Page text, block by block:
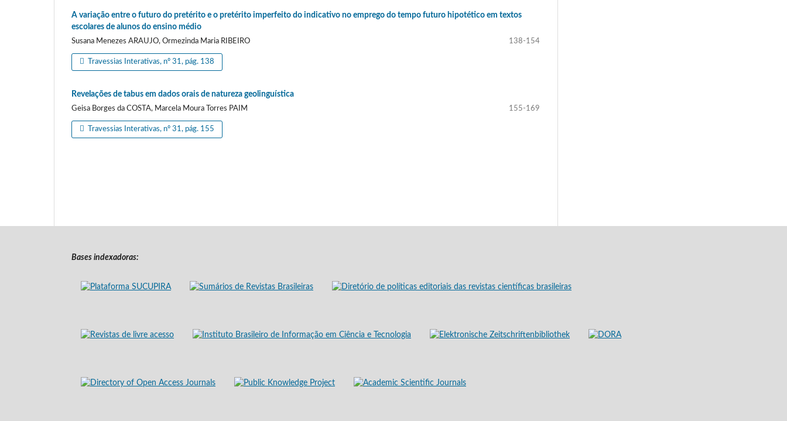
A variação entre o futuro do pretérito e o pretérito imperfeito do indicativo no emprego do tempo futuro hipotético em textos
escolares de alunos do ensino médio
Susana Menezes ARAUJO, Ormezinda Maria RIBEIRO 138-154
Travessias Interativas, nº 31, pág. 138
Revelações de tabus em dados orais de natureza geolinguística
Geisa Borges da COSTA, Marcela Moura Torres PAIM 155-169
Travessias Interativas, nº 31, pág. 155
Bases indexadoras: